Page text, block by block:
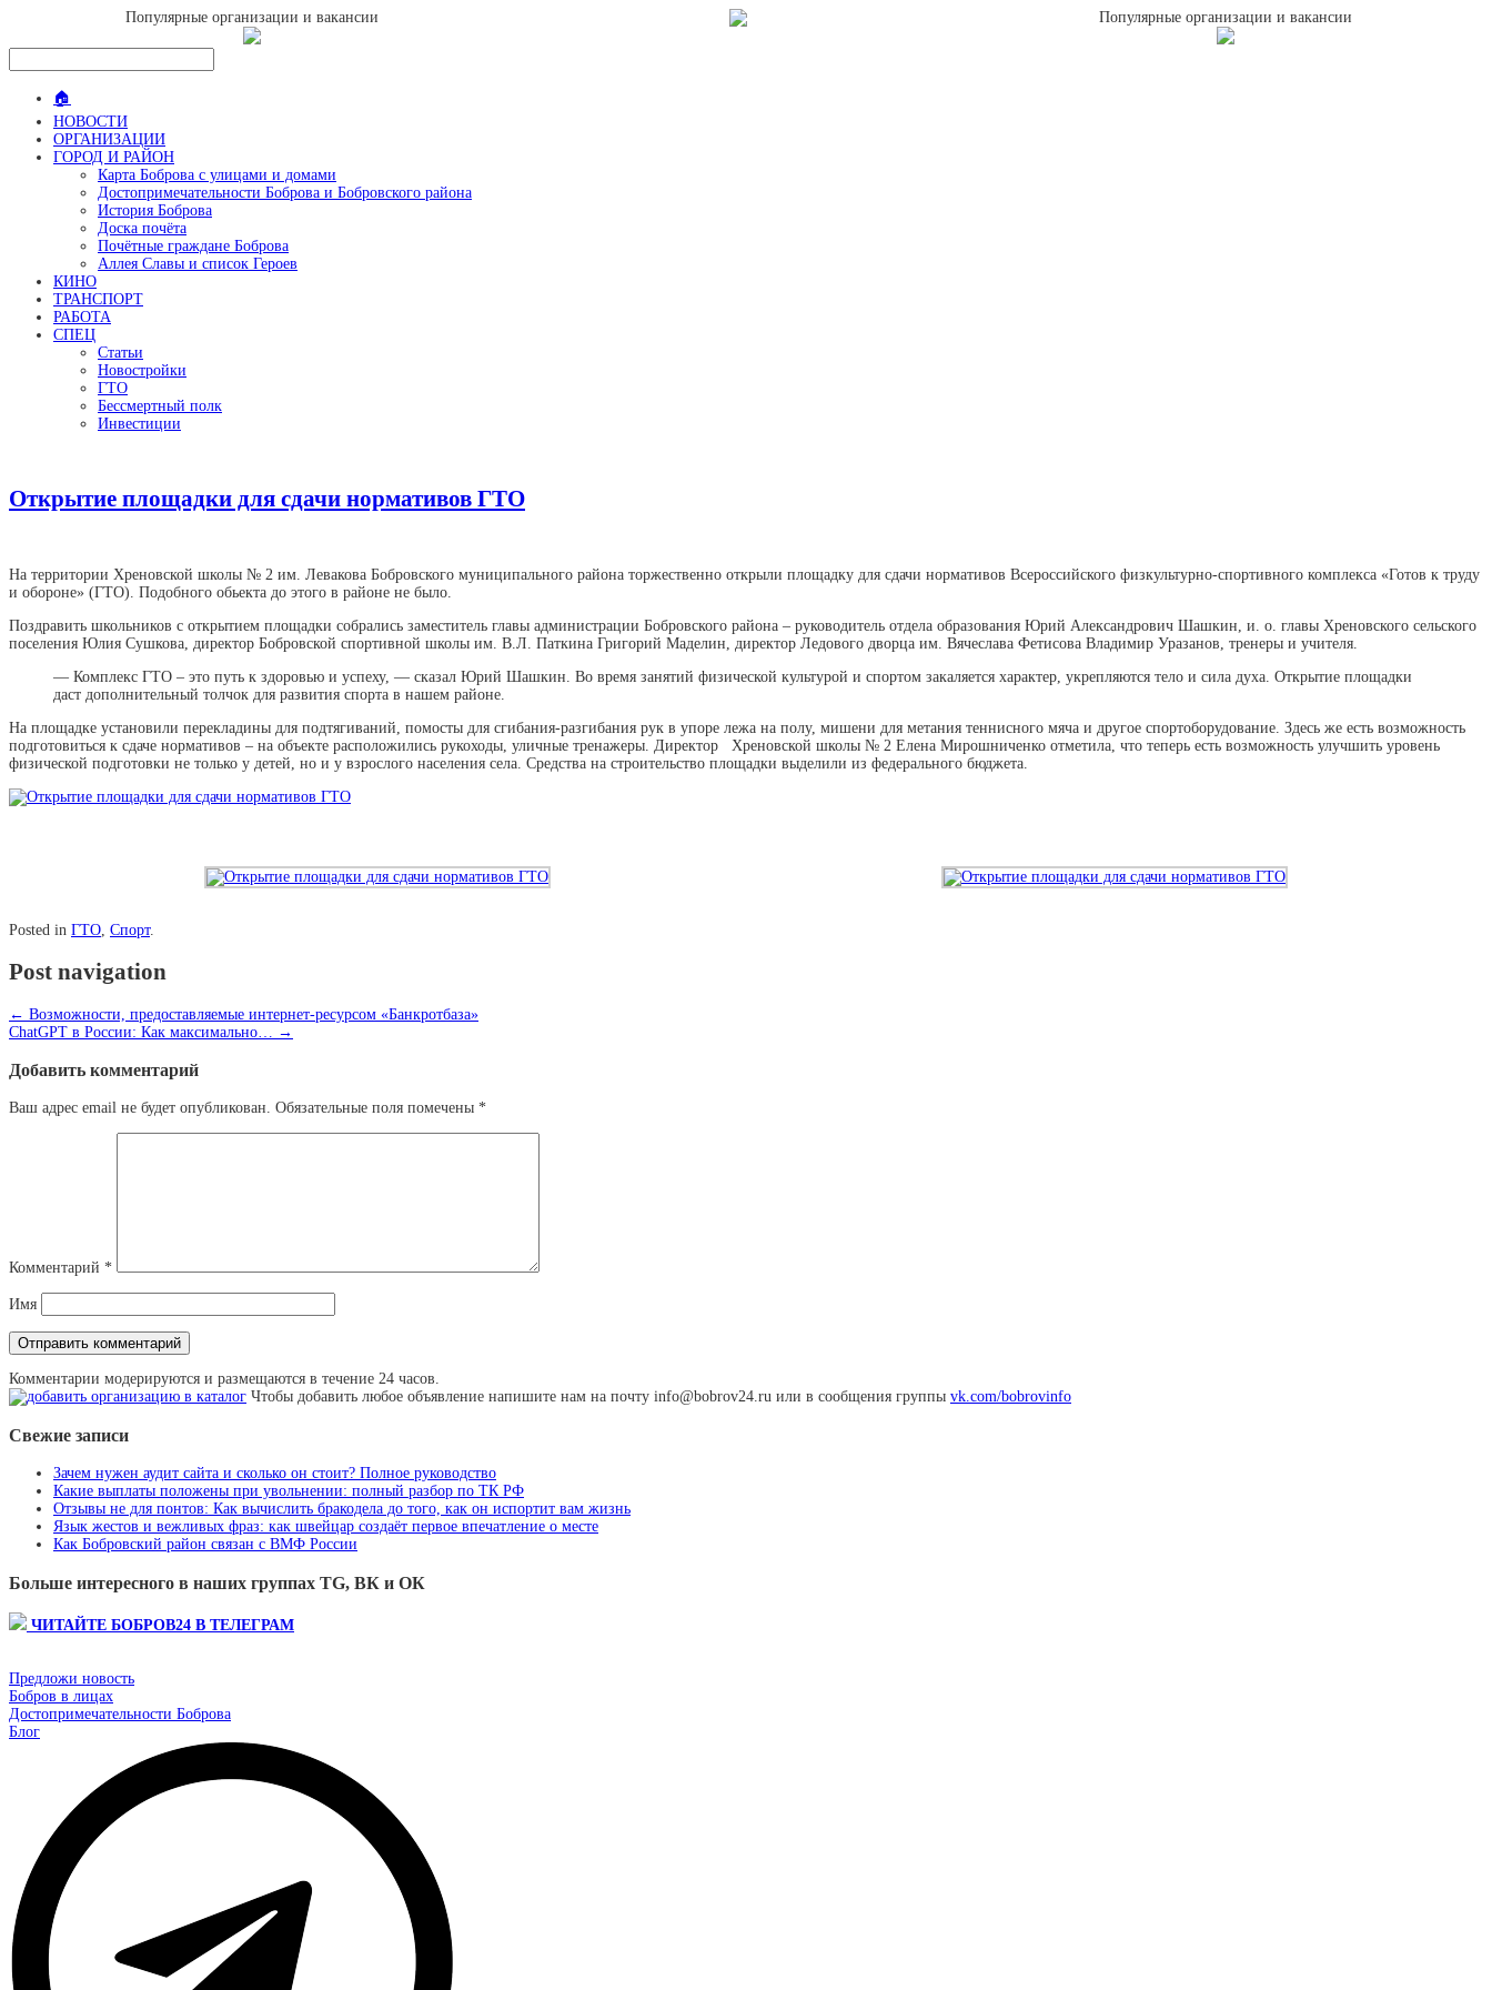
Популярные организации и вакансии Популярные организации и вакансии
🏠
НОВОСТИ
ОРГАНИЗАЦИИ
ГОРОД И РАЙОН
Карта Боброва с улицами и домами
Достопримечательности Боброва и Бобровского района
История Боброва
Доска почёта
Почётные граждане Боброва
Аллея Славы и список Героев
КИНО
ТРАНСПОРТ
РАБОТА
СПЕЦ
Статьи
Новостройки
ГТО
Бессмертный полк
Инвестиции
Открытие площадки для сдачи нормативов ГТО
На территории Хреновской школы № 2 им. Левакова Бобровского муниципального района торжественно открыли площадку для сдачи нормативов Всероссийского физкультурно-спортивного комплекса «Готов к труду
и обороне» (ГТО). Подобного обьекта до этого в районе не было.
Поздравить школьников с открытием площадки собрались заместитель главы администрации Бобровского района – руководитель отдела образования Юрий Александрович Шашкин, и. о. главы Хреновского сельского
поселения Юлия Сушкова, директор Бобровской спортивной школы им. В.Л. Паткина Григорий Маделин, директор Ледового дворца им. Вячеслава Фетисова Владимир Уразанов, тренеры и учителя.
— Комплекс ГТО – это путь к здоровью и успеху, — сказал Юрий Шашкин. Во время занятий физической культурой и спортом закаляется характер, укрепляются тело и сила духа. Открытие площадки
даст дополнительный толчок для развития спорта в нашем районе.
На площадке установили перекладины для подтягиваний, помосты для сгибания-разгибания рук в упоре лежа на полу, мишени для метания теннисного мяча и другое спортоборудование. Здесь же есть возможность
подготовиться к сдаче нормативов – на объекте расположились рукоходы, уличные тренажеры. Директор Хреновской школы № 2 Елена Мирошниченко отметила, что теперь есть возможность улучшить уровень
физической подготовки не только у детей, но и у взрослого населения села. Средства на строительство площадки выделили из федерального бюджета.
Posted in ГТО Спорт.
Post navigation
← Возможности, предоставляемые интернет-ресурсом «Банкротбаза»
ChatGPT в России: Как максимально…
→
Добавить комментарий
Ваш адрес email не будет опубликован. Обязательные поля помечены *
Комментарий *
Имя
Комментарии модерируются и размещаются в течение 24 часов.
Чтобы добавить любое объявление напишите нам на почту info@bobrov24.ru или в сообщения группы vk.com/bobrovinfo
Свежие записи
Зачем нужен аудит сайта и сколько он стоит? Полное руководство
Какие выплаты положены при увольнении: полный разбор по ТК РФ
Отзывы не для понтов: Как вычислить бракодела до того, как он испортит вам жизнь
Язык жестов и вежливых фраз: как швейцар создаёт первое впечатление о месте
Как Бобровский район связан с ВМФ России
Больше интересного в наших группах TG, ВК и ОК
ЧИТАЙТЕ БОБРОВ24 В ТЕЛЕГРАМ
Предложи новость
Бобров в лицах
Достопримечательности Боброва
Блог